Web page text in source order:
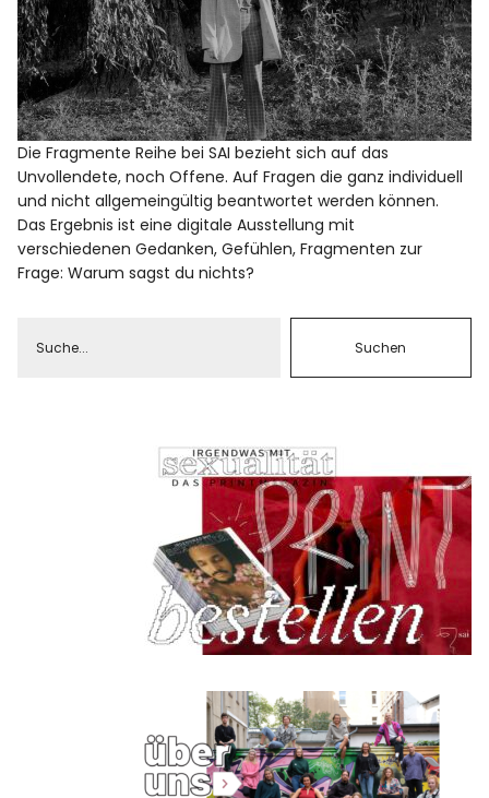
Die Fragmente Reihe bei SAI bezieht sich auf das
Unvollendete, noch Offene. Auf Fragen die ganz individuell
und nicht allgemeingültig beantwortet werden können.
Das Ergebnis ist eine digitale Ausstellung mit
verschiedenen Gedanken, Gefühlen, Fragmenten zur
Frage: Warum sagst du nichts?